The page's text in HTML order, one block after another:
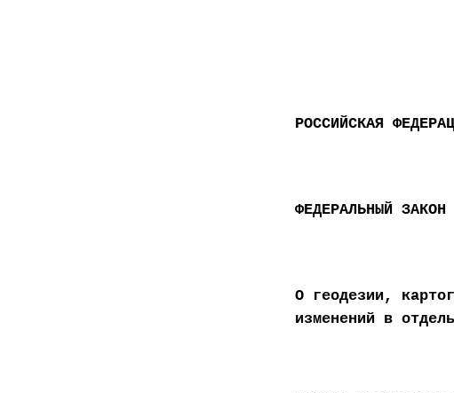
РОССИЙСКАЯ
ФЕДЕРАЛЬНЫЙ ЗАКОН
О геодезии,
изменений в